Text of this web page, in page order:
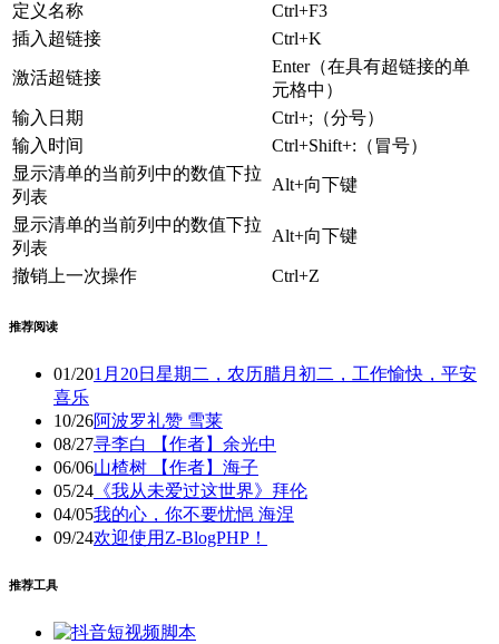
定义名称
Ctrl+F3
插入超链接
Ctrl+K
激活超链接
Enter（在具有超链接的单
元格中）
输入日期
Ctrl+;（分号）
输入时间
Ctrl+Shift+:（冒号）
显示清单的当前列中的数值下拉
列表
Alt+向下键
显示清单的当前列中的数值下拉
列表
Alt+向下键
撤销上一次操作 Ctrl+Z
推荐阅读
01/201月20日星期二，农历腊月初二，工作愉快，平安
喜乐
10/26阿波罗礼赞 雪莱
08/27寻李白 【作者】余光中
06/06山楂树 【作者】海子
05/24 《我从未爱过这世界》拜伦
04/05我的心，你不要忧悒 海涅
09/24欢迎使用Z-BlogPHP！
推荐工具